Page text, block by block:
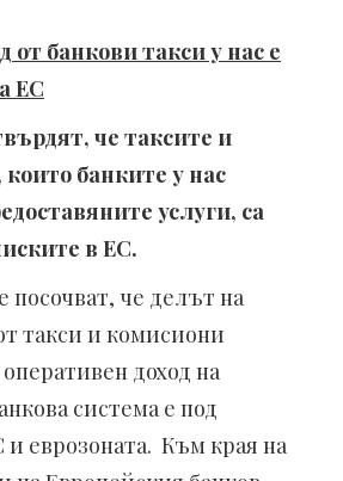
от банкови такси у нас е
ЕС
че таксите и
банките у нас
услуги, са
в ЕС.
посочват, че делът на
такси и комисиони
доход на
система е под
и еврозоната. Към края на